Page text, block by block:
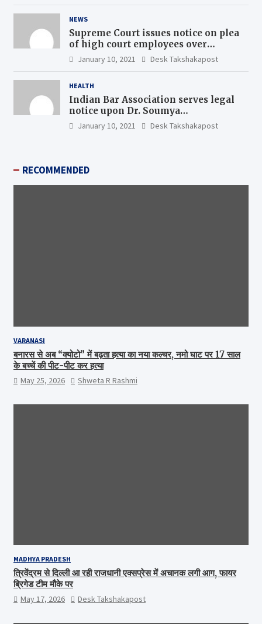
NEWS
Supreme Court issues notice on plea
of high court employees over
uniform pay scales
January 10, 2021 Desk Takshakapost
HEALTH
Indian Bar Association serves legal
notice upon Dr. Soumya
Swaminathan, the Chief Scientist,
January 10, 2021 Desk Takshakapost
RECOMMENDED
VARANASI
बनारस से अब “क्योटो” में बढ़ता हत्या का नया कल्चर, नमो घाट पर 17 साल
के बच्चें की पीट-पीट कर हत्या
May 25, 2026 Shweta R Rashmi
MADHYA PRADESH
त्रिवेंद्रम से दिल्ली आ रही राजधानी एक्सप्रेस में अचानक लगी आग, फायर
ब्रिगेड टीम मौके पर
May 17, 2026 Desk Takshakapost